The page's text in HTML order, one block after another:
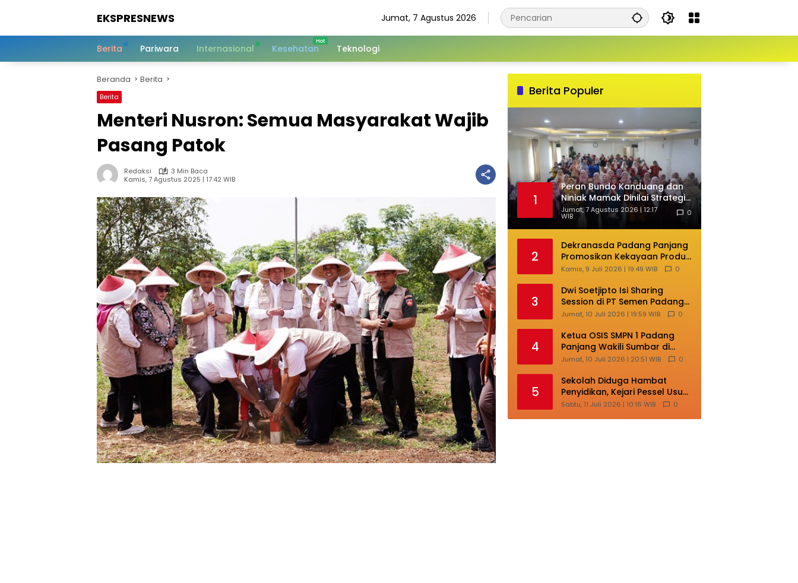
EKSPRESNEWS
Dalam
Jumat, 7 Agustus 2026
Berita Pariwara Internasional Kesehatan Teknologi
Beranda Berita
Berita
Menteri Nusron: Semua Masyarakat Wajib
Pasang Patok
Redaksi
3 Min Baca
Kamis, 7 Agustus 2025 | 17:42 WIB
Berita Populer
1
Peran Bundo Kanduang dan
Niniak Mamak Dinilai Strategis
Cegah Perkawinan Usia Anak
Jumat, 7 Agustus 2026 | 12:17
WIB 0
2
Dekranasda Padang Panjang
Promosikan Kekayaan Produk
Lokal di Ajang Nasional
Kamis, 9 Juli 2026 | 19:49 WIB 0
3
Dwi Soetjipto Isi Sharing
Session di PT Semen Padang;
Perusahaan Dituntut Lakukan
Jumat, 10 Juli 2026 | 19:59 WIB 0
4
Ketua OSIS SMPN 1 Padang
Panjang Wakili Sumbar di
Ajang Nasional Bintang Sobat
Jumat, 10 Juli 2026 | 20:51 WIB 0
5
Sekolah Diduga Hambat
Penyidikan, Kejari Pessel Usut
Dugaan Pungli SMAN 3 Painan
Sabtu, 11 Juli 2026 | 10:16 WIB 0